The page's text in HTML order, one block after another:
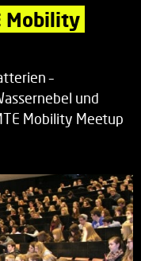
Mobility
–
und
Mobility Meetup